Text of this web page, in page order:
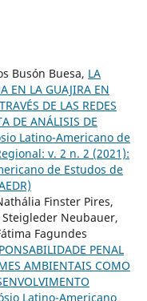
Busón Buesa, LA
EN LA GUAJIRA EN
DE LAS REDES
DE ANÁLISIS DE
Latino-Americano de
v. 2 n. 2 (2021):
de Estudos de
Finster Pires,
Steigleder Neubauer,
Fagundes
PENAL
AMBIENTAIS COMO
Latino-Americano